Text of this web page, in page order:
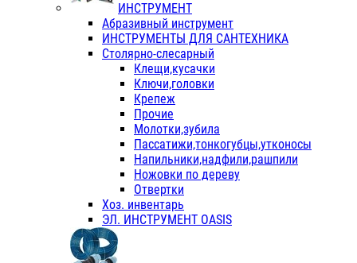
ИНСТРУМЕНТ
Абразивный инструмент
ИНСТРУМЕНТЫ ДЛЯ САНТЕХНИКА
Столярно-слесарный
Клещи,кусачки
Ключи,головки
Крепеж
Прочие
Молотки,зубила
Пассатижи,тонкогубцы,утконосы
Напильники,надфили,рашпили
Ножовки по дереву
Отвертки
Хоз. инвентарь
ЭЛ. ИНСТРУМЕНТ OASIS